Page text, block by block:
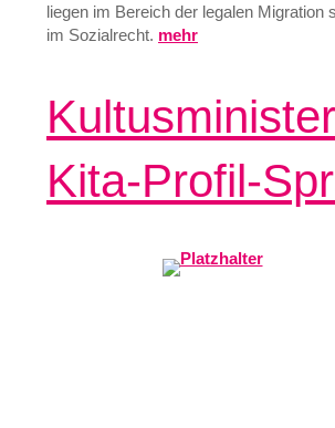
liegen im Bereich der legalen Migration
im Sozialrecht. mehr
Kita-Profil-